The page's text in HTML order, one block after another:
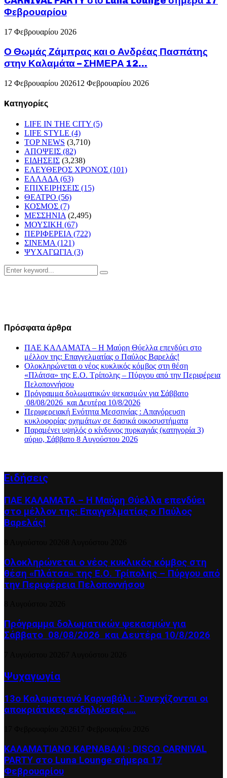
Φεβρουαρίου
17 Φεβρουαρίου 2026
Ο Θωμάς Ζάμπρας και ο Ανδρέας Πασπάτης
στην Καλαμάτα – ΣΗΜΕΡΑ 12...
12 Φεβρουαρίου 202612 Φεβρουαρίου 2026
Kατηγορίες
LIFE IN THE CITY (5)
LIFE STYLE (4)
TOP NEWS (3,710)
ΑΠΟΨΕΙΣ (82)
ΕΙΔΗΣΕΙΣ (3,238)
ΕΛΕΥΘΕΡΟΣ ΧΡΟΝΟΣ (101)
ΕΛΛΑΔΑ (63)
ΕΠΙΧΕΙΡΗΣΕΙΣ (15)
ΘΕΑΤΡΟ (56)
ΚΟΣΜΟΣ (7)
ΜΕΣΣΗΝΙΑ (2,495)
ΜΟΥΣΙΚΗ (67)
ΠΕΡΙΦΕΡΕΙΑ (722)
ΣΙΝΕΜΑ (121)
ΨΥΧΑΓΩΓΙΑ (3)
Search
for:
Search
Πρόσφατα άρθρα
ΠΑΕ ΚΑΛΑΜΑΤΑ – Η Μαύρη Θύελλα επενδύει στο
μέλλον της: Επαγγελματίας ο Παύλος Βαρελάς!
Ολοκληρώνεται ο νέος κυκλικός κόμβος στη θέση
«Πλάτσα» της Ε.Ο. Τρίπολης – Πύργου από την Περιφέρεια
Πελοποννήσου
Πρόγραμμα δολωματικών ψεκασμών για Σάββατο
08/08/2026 και Δευτέρα 10/8/2026
Περιφερειακή Ενότητα Μεσσηνίας : Απαγόρευση
κυκλοφορίας οχημάτων σε δασικά οικοσυστήματα
Παραμένει υψηλός ο κίνδυνος πυρκαγιάς (κατηγορία 3)
αύριο, Σάββατο 8 Αυγούστου 2026
Ειδήσεις
ΠΑΕ ΚΑΛΑΜΑΤΑ – Η Μαύρη Θύελλα επενδύει
στο μέλλον της: Επαγγελματίας ο Παύλος
Βαρελάς!
Ολοκληρώνεται ο νέος κυκλικός κόμβος στη
θέση «Πλάτσα» της Ε.Ο. Τρίπολης – Πύργου από
την Περιφέρεια Πελοποννήσου
Πρόγραμμα δολωματικών ψεκασμών για
Σάββατο 08/08/2026 και Δευτέρα 10/8/2026
Ψυχαγωγία
13ο Καλαματιανό Καρναβάλι : Συνεχίζονται οι
αποκριάτικες εκδηλώσεις ….
ΚΑΛΑΜΑΤΙΑΝΟ ΚΑΡΝΑΒΑΛΙ : DISCO CARNIVAL
PARTY στο Luna Lounge σήμερα 17
Φεβρουαρίου